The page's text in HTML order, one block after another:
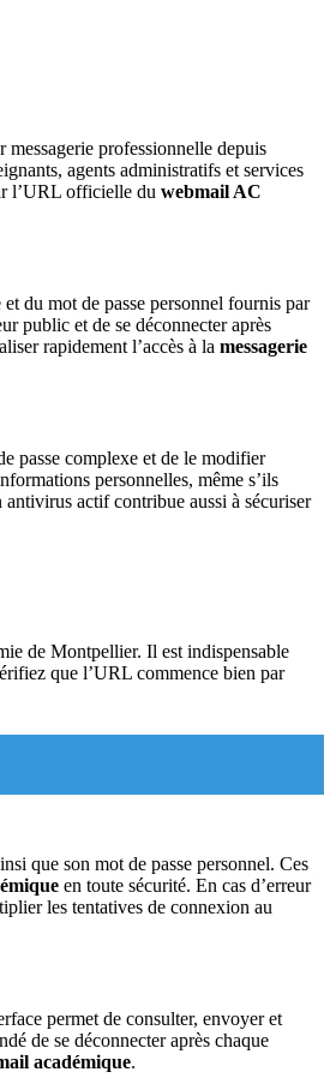
professionnelle depuis
agents administratifs et services
l’URL officielle du webmail AC
du mot de passe personnel fournis par
public et de se déconnecter après
rapidement l’accès à la messagerie
passe complexe et de le modifier
personnelles, même s’ils
actif contribue aussi à sécuriser
de Montpellier. Il est indispensable
que l’URL commence bien par
que son mot de passe personnel. Ces
en toute sécurité. En cas d’erreur
les tentatives de connexion au
permet de consulter, envoyer et
de se déconnecter après chaque
académique.